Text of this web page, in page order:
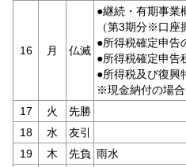
16 月 仏滅
●継続・有期事業
（第3期分※口座
●所得税確定申告
●所得税確定申告
●所得税及び復興
※現金納付の場合
17
火
先勝
18
水
友引
19
木 先負 雨水